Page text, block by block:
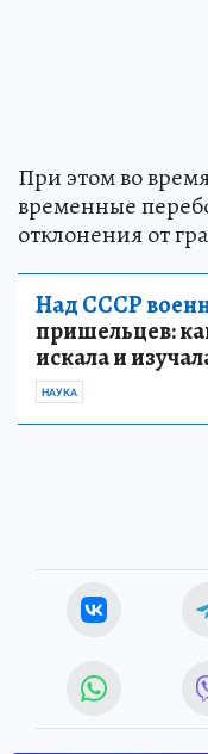
При этом во
временные
отклонения от
Над СССР
пришельцев:
искала и
НАУКА